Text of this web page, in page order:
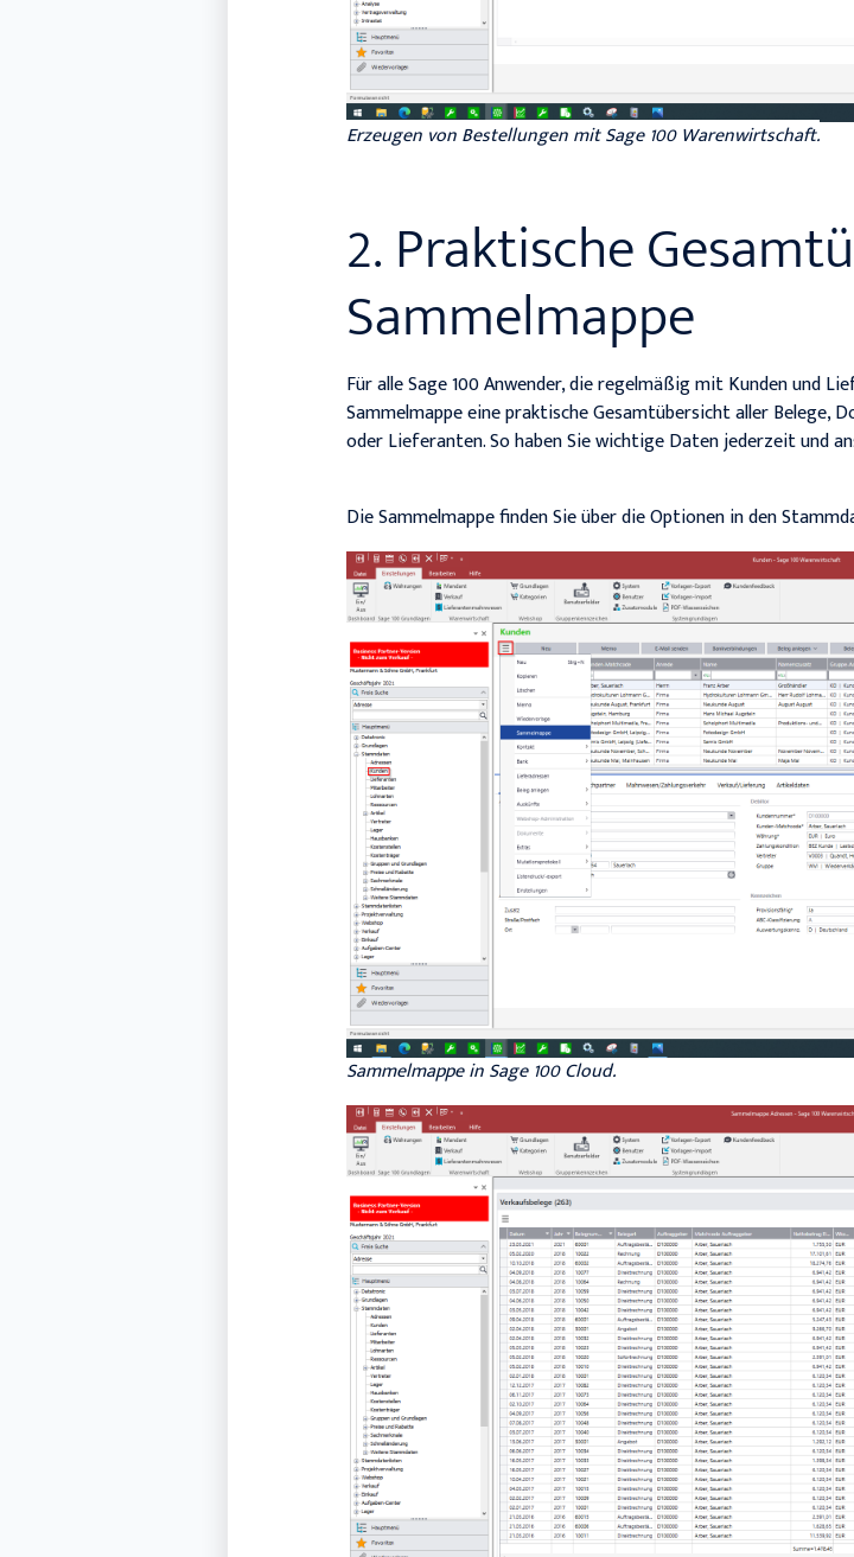
Erzeugen von Bestellungen mit Sage 100 Warenwirtschaft.
2. Praktische
Sammelmappe
Für alle Sage 100 Anwender, die regelmäßig mit Kunden und
Sammelmappe eine praktische Gesamtübersicht aller Belege,
oder Lieferanten. So haben Sie wichtige Daten jederzeit und
Die Sammelmappe finden Sie über die Optionen in den
Sammelmappe in Sage 100 Cloud.